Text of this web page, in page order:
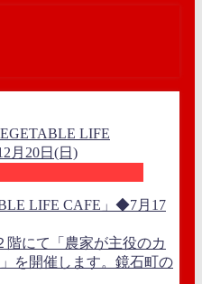
LIFE CAFE」◆7月17
階にて「農家が主役のカ
を開催します。鏡石町の